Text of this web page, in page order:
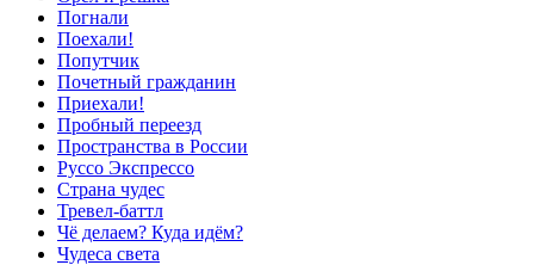
Погнали
Поехали!
Попутчик
Почетный гражданин
Приехали!
Пробный переезд
Пространства в России
Руссо Экспрессо
Страна чудес
Тревел-баттл
Чё делаем? Куда идём?
Чудеса света